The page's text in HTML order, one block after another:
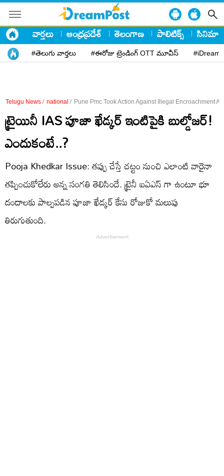
వార్తలు ఆంధ్రప్రదేశ్ తెలంగాణ పాలిటిక్స్ సినిమా
#తెలుగు వార్తలు #ఈరోజు ట్రెండింగ్ OTT మూవీస్
Telugu News / national / Pune Pmc Took Action Against Illegal Encroachment
ట్రైయినీ IAS పూజా ఖేడ్కర్ ఇంటిపైకి బుల్డోజర్!
ఎందుకంటే..?
Pooja Khedkar Issue: తప్పు చేస్తే చట్టం నుంచి ఎలాంటి వారైనా
తప్పించుకోలేరు అన్న సంగతి తెలిసిందే. ట్రైనీ ఐఏఎస్ గా ఉంటూ భూ
దందాలకు పాల్పపడిన పూజా ఖేడ్కర్ కేసు రోజుకో మలుపు
తిరుగుతుంది.